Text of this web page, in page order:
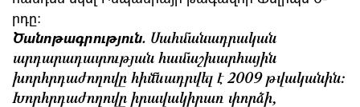
րդը։
Ծանոթագրություն. Սահմանադրական
արդարադատության համաշխարհային
խորհրդաժողովը հիմնադրվել է 2009 թվականին:
Խորհրդաժողովը իրավակիրառ փորձի,